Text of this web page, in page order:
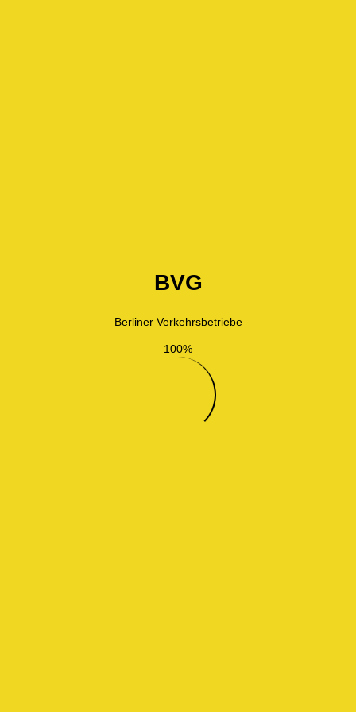
BVG
Berliner Verkehrsbetriebe
100%